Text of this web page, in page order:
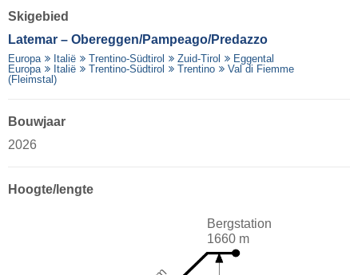
Skigebied
Latemar – Obereggen/​Pampeago/​Predazzo
Europa Italië Trentino-Südtirol Zuid-Tirol
Eggental
Europa
Italië Trentino-Südtirol Trentino
Val di Fiemme
(Fleimstal)
Bouwjaar
2026
Hoogte/lengte
Bergstation
1660 m